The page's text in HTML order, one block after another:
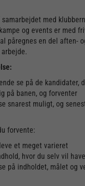
med
og events er med
påregnes en del aften-
se på de kandidater,
på banen, og forventer
snarest muligt, og
forvente:
et meget varieret
hvor du selv vil
på indholdet, målet og